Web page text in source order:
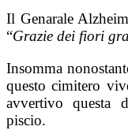
Il Genarale
“Grazie dei fiori
Insomma
questo cimitero
avvertivo questa
piscio.